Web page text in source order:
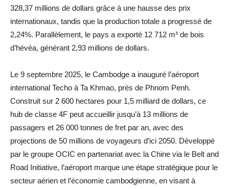
328,37 millions de dollars grâce à une hausse des prix
internationaux, tandis que la production totale a progressé de
2,24%. Parallèlement, le pays a exporté 12 712 m³ de bois
d’hévéa, générant 2,93 millions de dollars.
Le 9 septembre 2025, le Cambodge a inauguré l’aéroport
international Techo à Ta Khmao, près de Phnom Penh.
Construit sur 2 600 hectares pour 1,5 milliard de dollars, ce
hub de classe 4F peut accueillir jusqu’à 13 millions de
passagers et 26 000 tonnes de fret par an, avec des
projections de 50 millions de voyageurs d’ici 2050. Développé
par le groupe OCIC en partenariat avec la Chine via le Belt and
Road Initiative, l’aéroport marque une étape stratégique pour le
secteur aérien et l’économie cambodgienne, en visant à